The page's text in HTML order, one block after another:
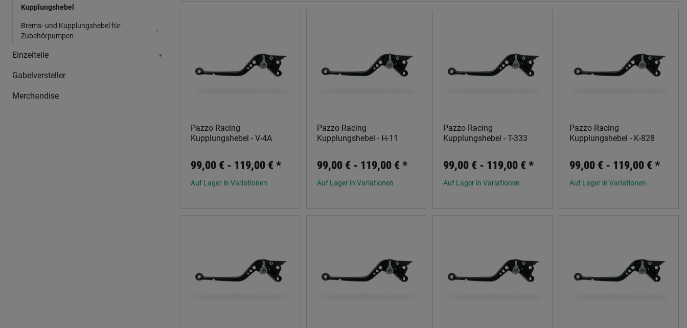
Pazzo Racing
Kupplungshebel - V-4A
99,00 € - 119,00 €*
Auf Lager in Variationen
Pazzo Racing
Kupplungshebel - H-11
99,00 € - 119,00 €*
Auf Lager in Variationen
Pazzo Racing
Kupplungshebel - T-333
99,00 € - 119,00 €*
Auf Lager in Variationen
Pazzo Racing
Kupplungshebel - K-828
99,00 € - 119,00 €*
Auf Lager in Variationen
Kupplungshebel
Brems- und Kupplungshebel für
Zubehörpumpen
Einzelteile
Gabelversteller
Merchandise